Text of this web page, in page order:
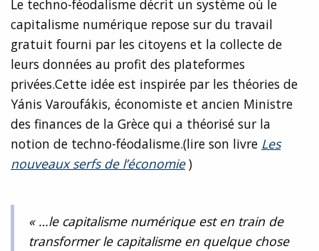
Le techno-féodalisme décrit un système où le
capitalisme numérique repose sur du travail
gratuit fourni par les citoyens et la collecte de
leurs données au profit des plateformes
privées.Cette idée est inspirée par les théories de
Yánis Varoufákis, économiste et ancien Ministre
des finances de la Grèce qui a théorisé sur la
notion de techno-féodalisme.(lire son livre Les
nouveaux serfs de l’économie)
« …le capitalisme numérique est en train de
transformer le capitalisme en quelque chose